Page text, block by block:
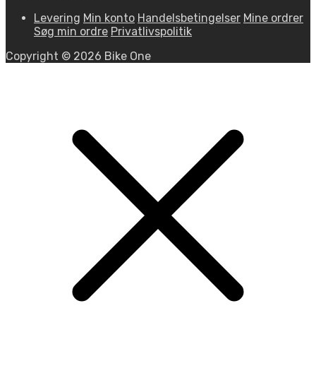
Levering Min konto Handelsbetingelser Mine ordrer
Søg min ordre Privatlivspolitik
Copyright © 2026 Bike One